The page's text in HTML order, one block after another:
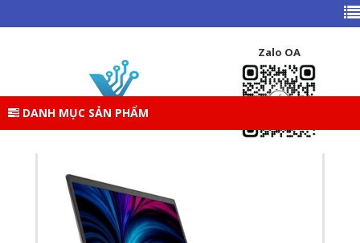
Zalo OA
DANH MỤC SẢN PHẨM
TRANG CHỦ DANH MỤC SẢN PHẨM
LAPTOP
LAPTOP (NB) DELL LATITUDE 3520 (70251590)